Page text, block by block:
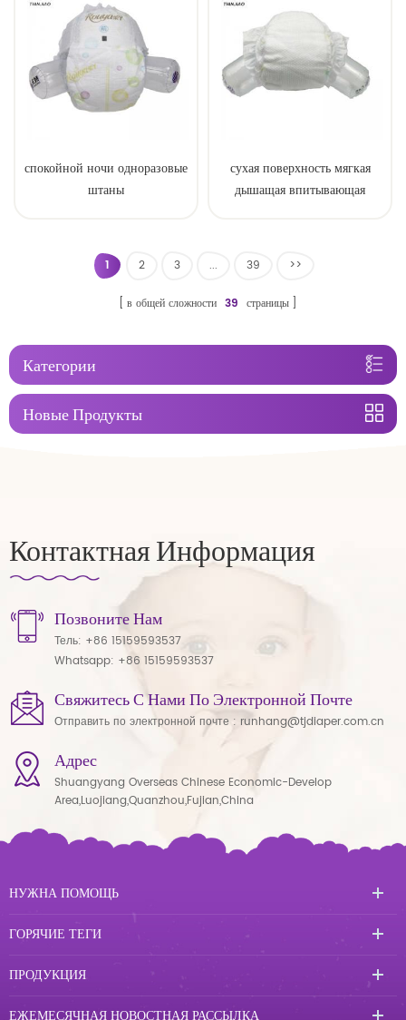
спокойной ночи одноразовые
штаны
сухая поверхность мягкая
дышащая впитывающая
1 2 3 ... 39 >>
в общей сложности 39 страницы
Категории
Новые Продукты
Контактная Информация
Позвоните Нам
Тель: +86 15159593537
Whatsapp: +86 15159593537
Свяжитесь С Нами По Электронной Почте
Отправить по электронной почте : runhang@tjdiaper.com.cn
Адрес
Shuangyang Overseas Chinese Economic-Develop
Area,Luojiang,Quanzhou,Fujian,China
НУЖНА ПОМОЩЬ
ГОРЯЧИЕ ТЕГИ
ПРОДУКЦИЯ